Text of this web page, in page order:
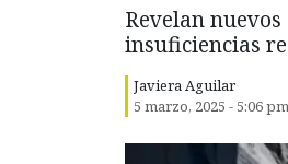
Revelan
insuficiencias
Javiera Aguilar
5 marzo, 2025 - 5:06 pm